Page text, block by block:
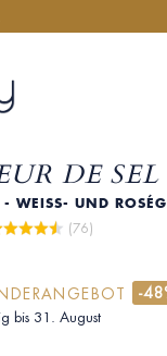
DE
- WEISS- UND
(76)
-
bis 31. August